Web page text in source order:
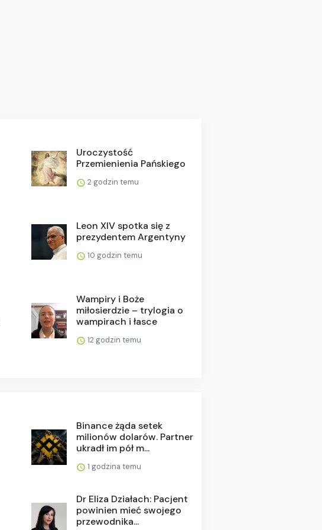
Uroczystość
Przemienienia Pańskiego
2 godzin temu
Leon XIV spotka się z
prezydentem Argentyny
10 godzin temu
Wampiry i Boże
miłosierdzie – trylogia o
wampirach i łasce
12 godzin temu
Binance żąda setek
milionów dolarów. Partner
ukradł im pół m...
1 godzina temu
Dr Eliza Działach: Pacjent
powinien mieć swojego
przewodnika...